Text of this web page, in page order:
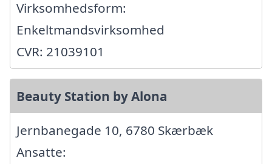
Virksomhedsform:
Enkeltmandsvirksomhed
CVR: 21039101
Beauty Station by Alona
Jernbanegade 10, 6780 Skærbæk
Ansatte: